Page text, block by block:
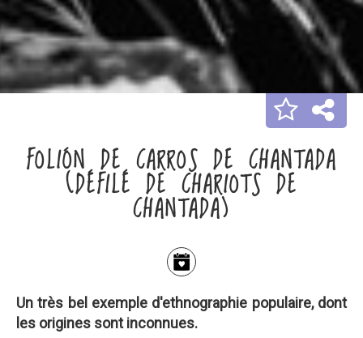
FOLIÓN DE CARROS DE CHANTADA
(DÉFILÉ DE CHARIOTS DE
CHANTADA)
Un très bel exemple d'ethnographie populaire, dont
les origines sont inconnues.